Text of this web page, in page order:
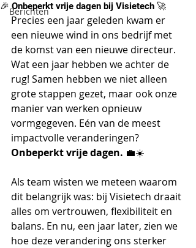
Berichten
🎉 Onbeperkt vrije dagen bij Visietech 🚀
Precies een jaar geleden kwam er
een nieuwe wind in ons bedrijf met
de komst van een nieuwe directeur.
Wat een jaar hebben we achter de
rug! Samen hebben we niet alleen
grote stappen gezet, maar ook onze
manier van werken opnieuw
vormgegeven. Eén van de meest
impactvolle veranderingen?
Onbeperkt vrije dagen. 💼☀️
Als team wisten we meteen waarom
dit belangrijk was: bij Visietech draait
alles om vertrouwen, flexibiliteit en
balans. En nu, een jaar later, zien we
hoe deze verandering ons sterker